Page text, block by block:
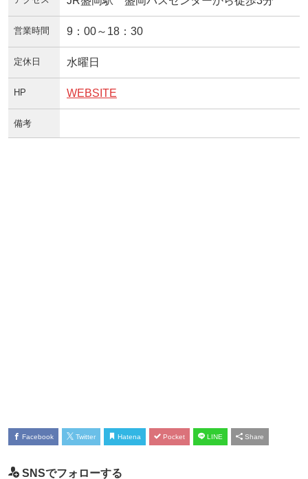
営業時間 9：00～18：30
定休日 水曜日
HP WEBSITE
備考
Facebook Twitter Hatena Pocket LINE Share
SNSでフォローする